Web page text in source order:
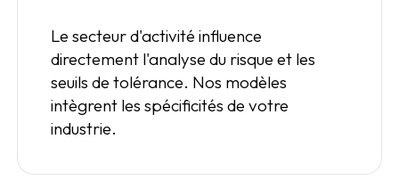
Le secteur d'activité influence
directement l'analyse du risque et les
seuils de tolérance. Nos modèles
intègrent les spécificités de votre
industrie.